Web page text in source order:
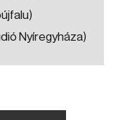
Nyíregyháza)